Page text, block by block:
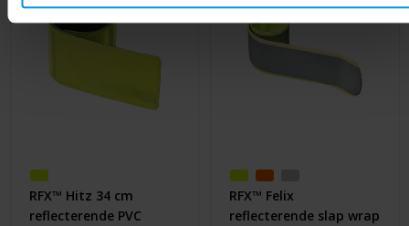
RFX™ Hitz 34 cm
reflecterende PVC
RFX™ Felix
reflecterende slap wrap